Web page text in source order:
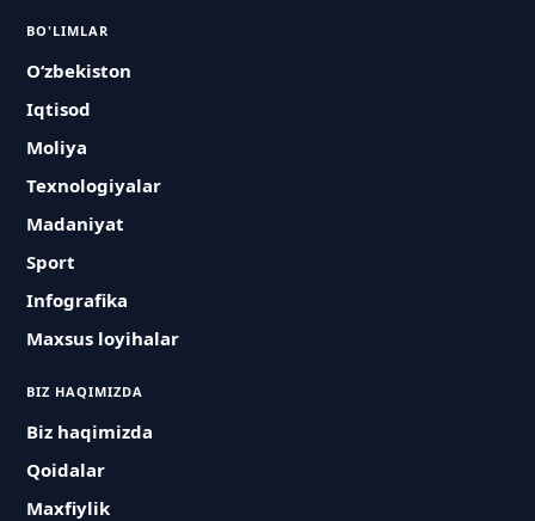
BO'LIMLAR
O‘zbekiston
Iqtisod
Moliya
Texnologiyalar
Madaniyat
Sport
Infografika
Maxsus loyihalar
BIZ HAQIMIZDA
Biz haqimizda
Qoidalar
Maxfiylik